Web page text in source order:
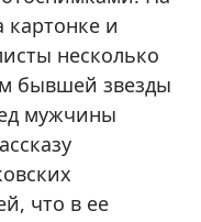
картонке и
несколько
бывшей звезды
мужчины
что в ее